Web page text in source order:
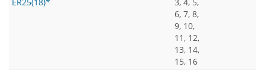
6, 7, 8,
9, 10,
11, 12,
13, 14,
15, 16